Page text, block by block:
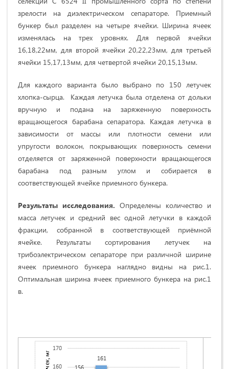
зрелости на диэлектрическом сепараторе. Приемный
бункер был разделен на четыре ячейки. Ширина ячеек
изменялась на трех уровнях. Для первой ячейки
16,18,22мм, для второй ячейки 20,22,23мм, для третьей
ячейки 15,17,13мм, для четвертой ячейки 20,15,13мм.
Для каждого варианта было выбрано по 150 летучек
хлопка-сырца. Каждая летучка была отделена от дольки
вручную и подана на заряженную поверхность
вращающегося барабана сепаратора. Каждая летучка в
зависимости от массы или плотности семени или
упругости волокон, покрывающих поверхность семени
отделяется от заряженной поверхности вращающегося
барабана под разным углом и собирается в
соответствующей ячейке приемного бункера.
Результаты исследования. Определены количество и
масса летучек и средний вес одной летучки в каждой
фракции, собранной в соответствующей приёмной
ячейке. Результаты сортирования летучек на
трибоэлектрическом сепараторе при различной ширине
ячеек приемного бункера наглядно видны на рис.1.
Оптимальная ширина ячеек приемного бункера на рис.1
в.